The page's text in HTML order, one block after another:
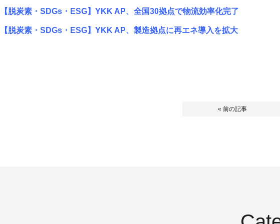
【脱炭素・SDGs・ESG】YKK AP、全国30拠点で物流効率化完了
【脱炭素・SDGs・ESG】YKK AP、製造拠点に再エネ導入を拡大
« 前の記事